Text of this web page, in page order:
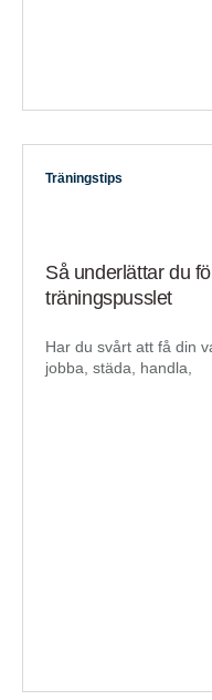
Träningstips
Så underlättar du
träningspusslet
Har du svårt att få din
jobba, städa, handla,